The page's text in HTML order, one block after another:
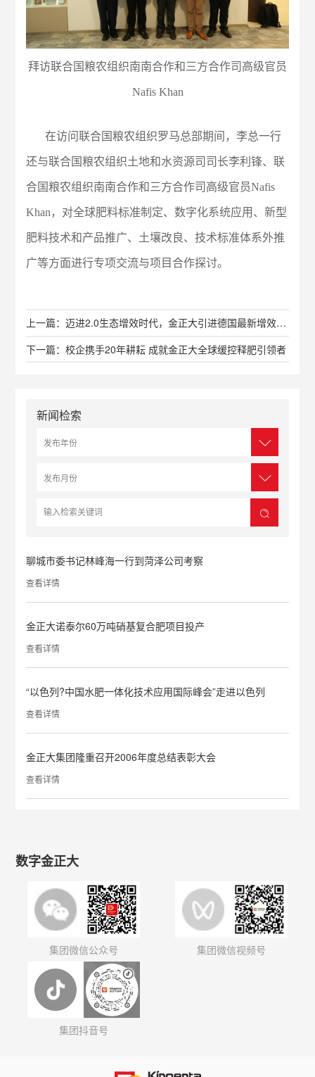
拜访联合国粮农组织南南合作和三方合作司高级官员
Nafis Khan
在访问联合国粮农组织罗马总部期间，李总一行
还与联合国粮农组织土地和水资源司司长李利锋、联
合国粮农组织南南合作和三方合作司高级官员Nafis
Khan，对全球肥料标准制定、数字化系统应用、新型
肥料技术和产品推广、土壤改良、技术标准体系外推
广等方面进行专项交流与项目合作探讨。
上一篇：迈进2.0生态增效时代，金正大引进德国最新增效技术——金正大与施诺德研究院和洪堡大学签署合作协议
下一篇：校企携手20年耕耘 成就金正大全球缓控释肥引领者
新闻检索
聊城市委书记林峰海一行到菏泽公司考察
查看详情
金正大诺泰尔60万吨硝基复合肥项目投产
查看详情
“以色列?中国水肥一体化技术应用国际峰会”走进以色列
查看详情
金正大集团隆重召开2006年度总结表彰大会
查看详情
数字金正大
集团微信公众号 集团微信视频号
集团抖音号